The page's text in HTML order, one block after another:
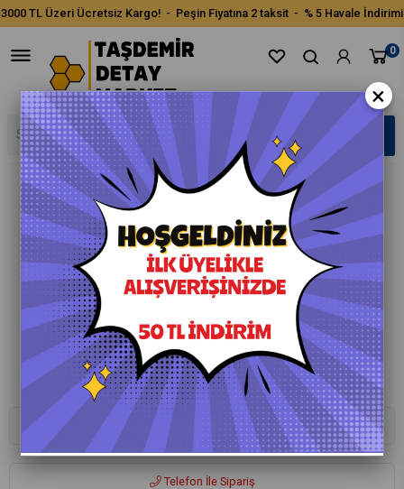
3000 TL Üzeri Ücretsiz Kargo! - Peşin Fiyatına 2 taksit - % 5 Havale İndirimi
0
›
Whatsapp ile Sipariş
Telefon İle Sipariş
×